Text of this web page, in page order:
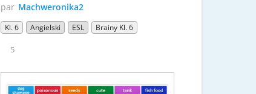
par Machweronika2
Kl. 6 Angielski ESL Brainy Kl. 6
5